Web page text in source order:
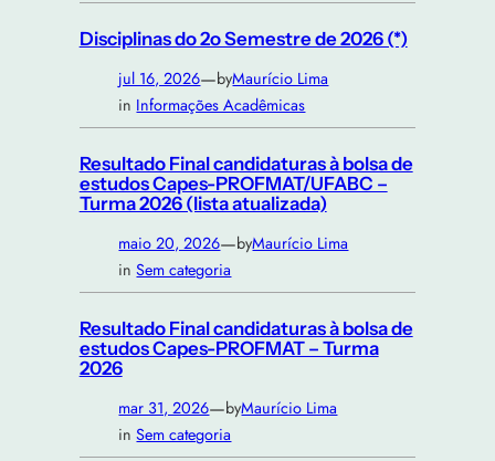
Disciplinas do 2o Semestre de 2026 (*)
jul 16, 2026—byMaurício Lima
in Informações Acadêmicas
Resultado Final candidaturas à bolsa de
estudos Capes-PROFMAT/UFABC –
Turma 2026 (lista atualizada)
maio 20, 2026—byMaurício Lima
inSem categoria
Resultado Final candidaturas à bolsa de
estudos Capes-PROFMAT – Turma
2026
mar 31, 2026—byMaurício Lima
inSem categoria